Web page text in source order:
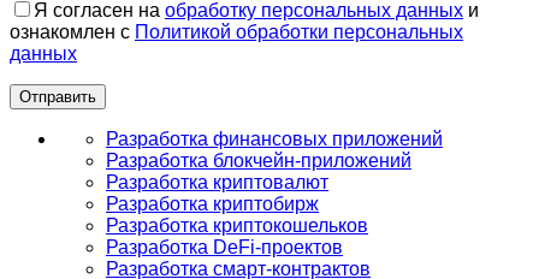
Я согласен на обработку персональных данных и
ознакомлен с Политикой обработки персональных
данных
Разработка финансовых приложений
Разработка блокчейн-приложений
Разработка криптовалют
Разработка криптобирж
Разработка криптокошельков
Разработка DeFi-проектов
Разработка смарт-контрактов